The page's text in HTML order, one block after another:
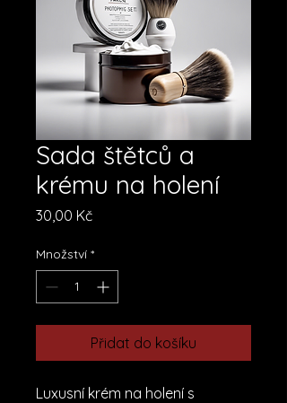
Sada štětců a
krému na holení
30,00 KčCena
Množství *
Přidat do košíku
Luxusní krém na holení s